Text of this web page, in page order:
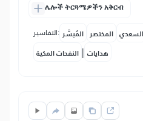
ሌሎች ትርጓሜዎችን አቅርብ
التفاسير: المُيسَّر المختصر السعدي
النفحات المكية | هدايات